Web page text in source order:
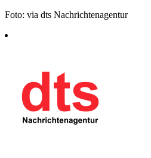
Foto: via dts Nachrichtenagentur